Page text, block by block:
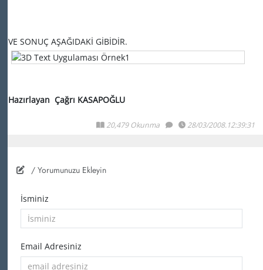
VE SONUÇ AŞAĞIDAKİ GİBİDİR.
Hazırlayan Çağrı KASAPOĞLU
20,479 Okunma 28/03/2008.12:39:31
/ Yorumunuzu Ekleyin
İsminiz
Email Adresiniz